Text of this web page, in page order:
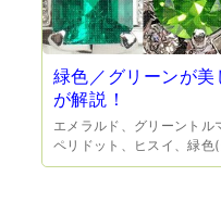
緑色／グリーンが
が解説！
エメラルド、グリーントル
ペリドット、ヒスイ、緑色